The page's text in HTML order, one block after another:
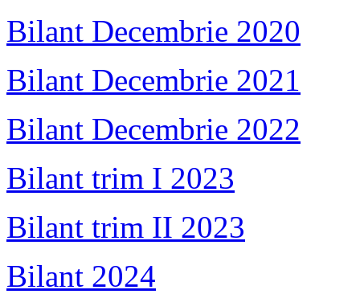
Bilant Decembrie 2020
Bilant Decembrie 2021
Bilant Decembrie 2022
Bilant trim I 2023
Bilant trim II 2023
Bilant 2024